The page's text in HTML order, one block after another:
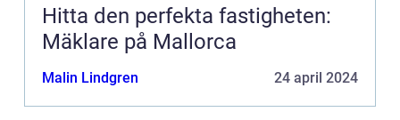
Hitta den perfekta fastigheten:
Mäklare på Mallorca
Malin Lindgren 24 april 2024